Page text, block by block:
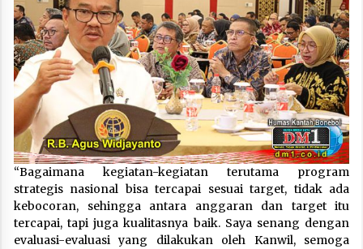
“Bagaimana kegiatan-kegiatan terutama program
strategis nasional bisa tercapai sesuai target, tidak ada
kebocoran, sehingga antara anggaran dan target itu
tercapai, tapi juga kualitasnya baik. Saya senang dengan
evaluasi-evaluasi yang dilakukan oleh Kanwil, semoga